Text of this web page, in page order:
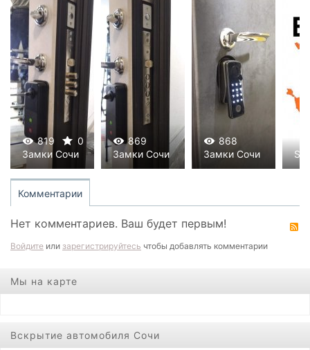
819
0
0
Замки Сочи
869
0
0
Замки Сочи
868
0
0
Замки Сочи
Комментарии
Нет комментариев. Ваш будет первым!
Войдите или зарегистрируйтесь чтобы добавлять комментарии
Мы на карте
Вскрытие автомобиля Сочи